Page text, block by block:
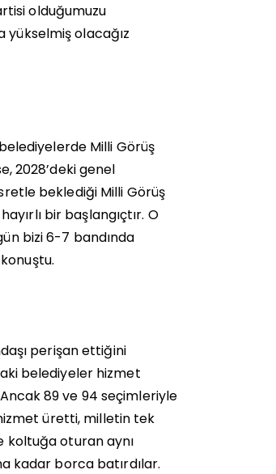
olduğumuzu
yükselmiş olacağız
Milli Görüş
2028’deki genel
beklediği Milli Görüş
bir başlangıçtır. O
bizi 6-7 bandında
perişan ettiğini
belediyeler hizmet
89 ve 94 seçimleriyle
üretti, milletin tek
koltuğa oturan aynı
kadar borca batırdılar.